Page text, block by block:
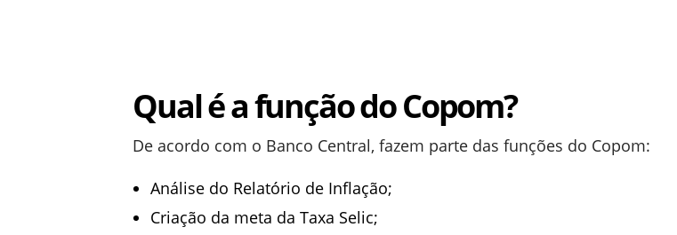
Qual é a função do Copom?
De acordo com o Banco Central, fazem parte das funções do Copom:
Análise do Relatório de Inflação;
Criação da meta da Taxa Selic;